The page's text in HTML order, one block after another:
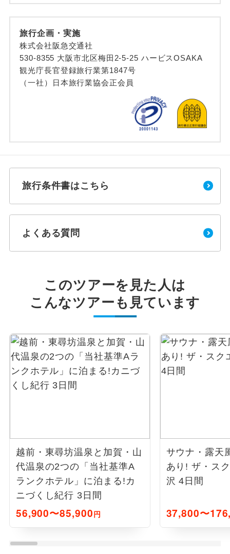
旅行企画・実施
株式会社阪急交通社
530-8355 大阪市北区梅田2-5-25 ハービスOSAKA
観光庁長官登録旅行業第1847号
（一社）日本旅行業協会正会員
旅行条件書はこちら
よくある質問
このツアーを見た人は
こんなツアーも見ています
越前・東尋坊温泉と加賀・山
代温泉の2つの「当社基準A
ランクホテル」に泊まる!カ
ニづくし紀行 3日間
56,900〜85,900円
サウナ・露天
あり! ザ・ス
沢 4日間
37,800〜